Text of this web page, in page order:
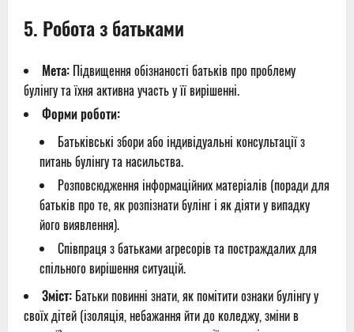
5. Робота з батьками
Мета: Підвищення обізнаності батьків про проблему
булінгу та їхня активна участь у її вирішенні.
Форми роботи:
Батьківські збори або індивідуальні консультації з
питань булінгу та насильства.
Розповсюдження інформаційних матеріалів (поради для
батьків про те, як розпізнати булінг і як діяти у випадку
його виявлення).
Співпраця з батьками агресорів та постраждалих для
спільного вирішення ситуацій.
Зміст: Батьки повинні знати, як помітити ознаки булінгу у
своїх дітей (ізоляція, небажання йти до коледжу, зміни в